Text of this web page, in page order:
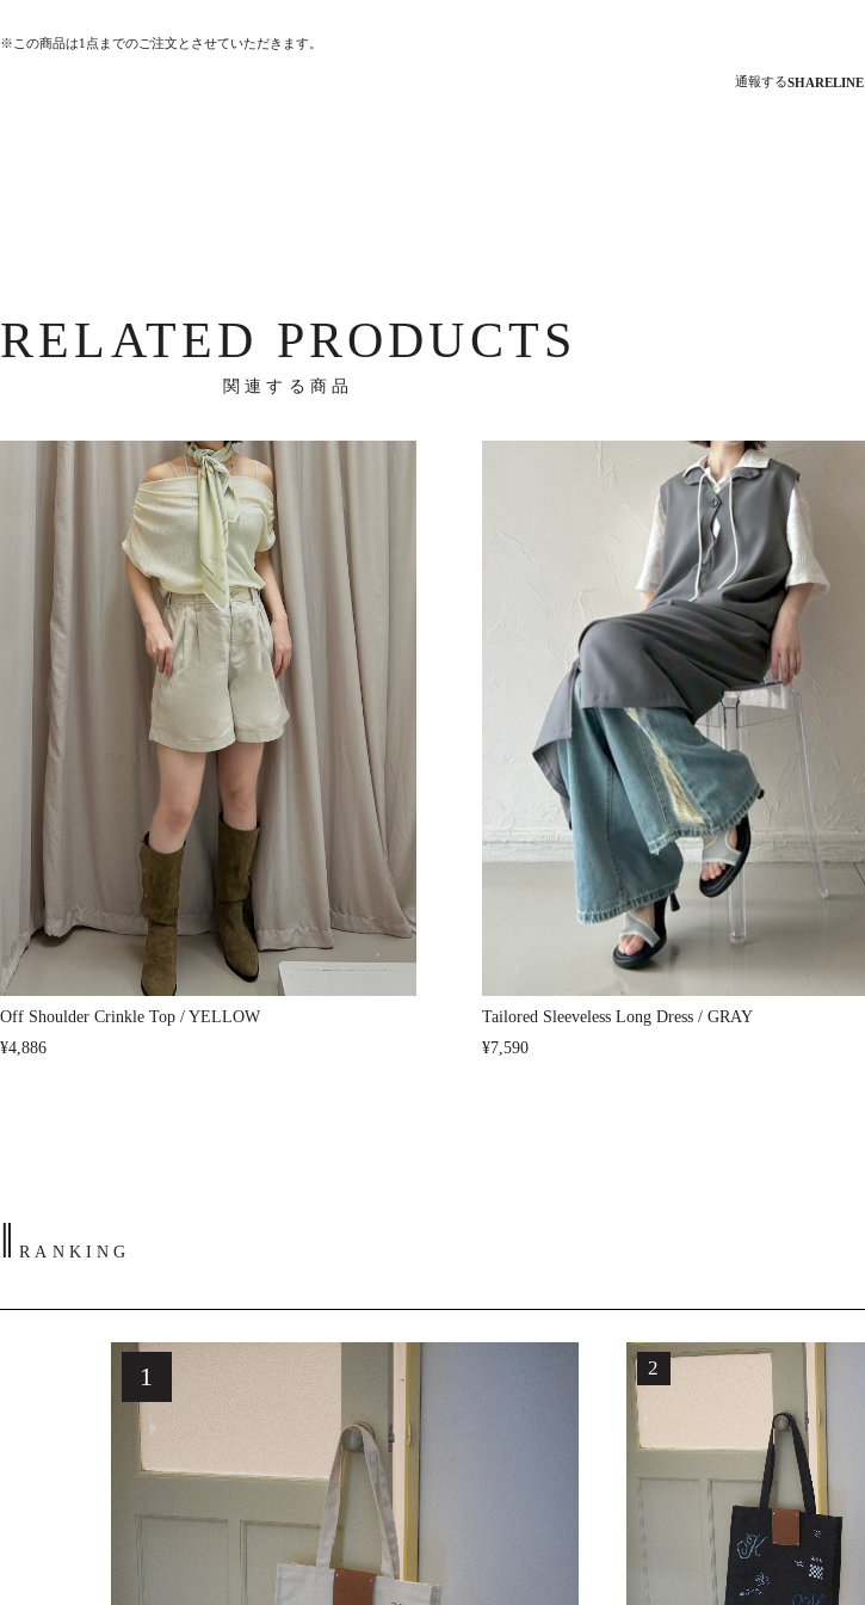
※この商品は1点までのご注文とさせていただきます。
通報するSHARELINE
RELATED PRODUCTS
関連する商品
Off Shoulder Crinkle Top / YELLOW
¥4,886
Tailored Sleeveless Long Dress / GRAY
¥7,590
‖RANKING